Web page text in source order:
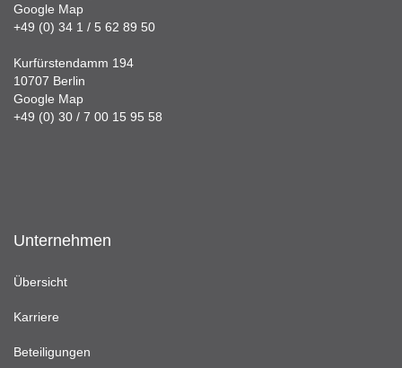
Google Map
+49 (0) 34 1 / 5 62 89 50
Kurfürstendamm 194
10707 Berlin
Google Map
+49 (0) 30 / 7 00 15 95 58
Unternehmen
Übersicht
Karriere
Beteiligungen